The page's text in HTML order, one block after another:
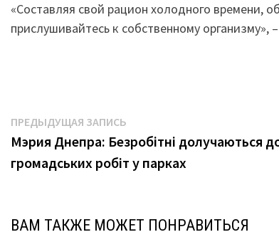
«Составляя свой рацион холодного времени,
прислушивайтесь к собственному организму»,
Навигация
по
записям
ПРЕДЫДУЩАЯ ЗАПИСЬ
запись:
Мэрия Днепра: Безробітні долучаються
громадських робіт у парках
ВАМ ТАКЖЕ МОЖЕТ ПОНРАВИТЬСЯ